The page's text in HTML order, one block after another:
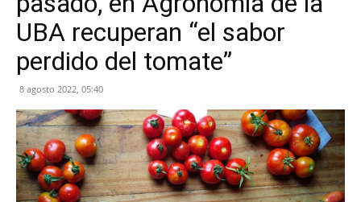
UBA recuperan “el sabor
perdido del tomate”
8 agosto 2022, 05:40